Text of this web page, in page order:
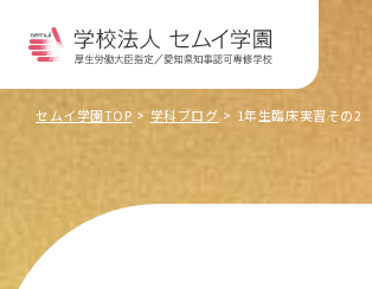
セムイ学園TOP 学科ブログ 1年生臨床実習その2